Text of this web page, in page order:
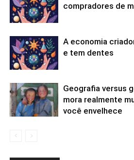
compradores de
A economia
e tem dentes
Geografia versus
mora realmente
você envelhece